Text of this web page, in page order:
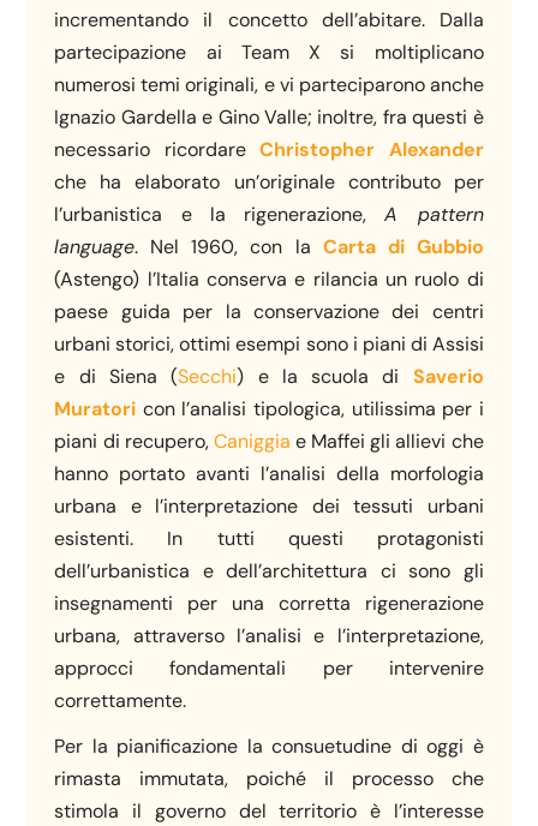
incrementando il concetto dell’abitare. Dalla
partecipazione ai Team X si moltiplicano
numerosi temi originali, e vi parteciparono anche
Ignazio Gardella e Gino Valle; inoltre, fra questi è
necessario ricordareChristopher Alexander
che ha elaborato un’originale contributo per
l’urbanistica e la rigenerazione,A pattern
language. Nel 1960, con la Carta di Gubbio
(Astengo) l’Italia conserva e rilancia un ruolo di
paese guida per la conservazione dei centri
urbani storici, ottimi esempi sono i piani di Assisi
e di Siena (Secchi) e la scuola di Saverio
Muratori con l’analisi tipologica, utilissima per i
piani di recupero,Caniggia e Maffei gli allievi che
hanno portato avanti l’analisi della morfologia
urbana e l’interpretazione dei tessuti urbani
esistenti. In tutti questi protagonisti
dell’urbanistica e dell’architettura ci sono gli
insegnamenti per una corretta rigenerazione
urbana, attraverso l’analisi e l’interpretazione,
approcci fondamentali per intervenire
correttamente.
Per la pianificazione la consuetudine di oggi è
rimasta immutata, poiché il processo che
stimola il governo del territorio è l’interesse